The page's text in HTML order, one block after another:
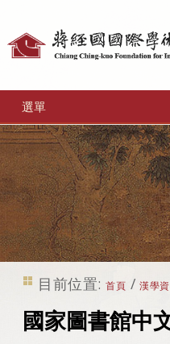
選單
目前位置: 首頁 /漢學
國家圖書館中